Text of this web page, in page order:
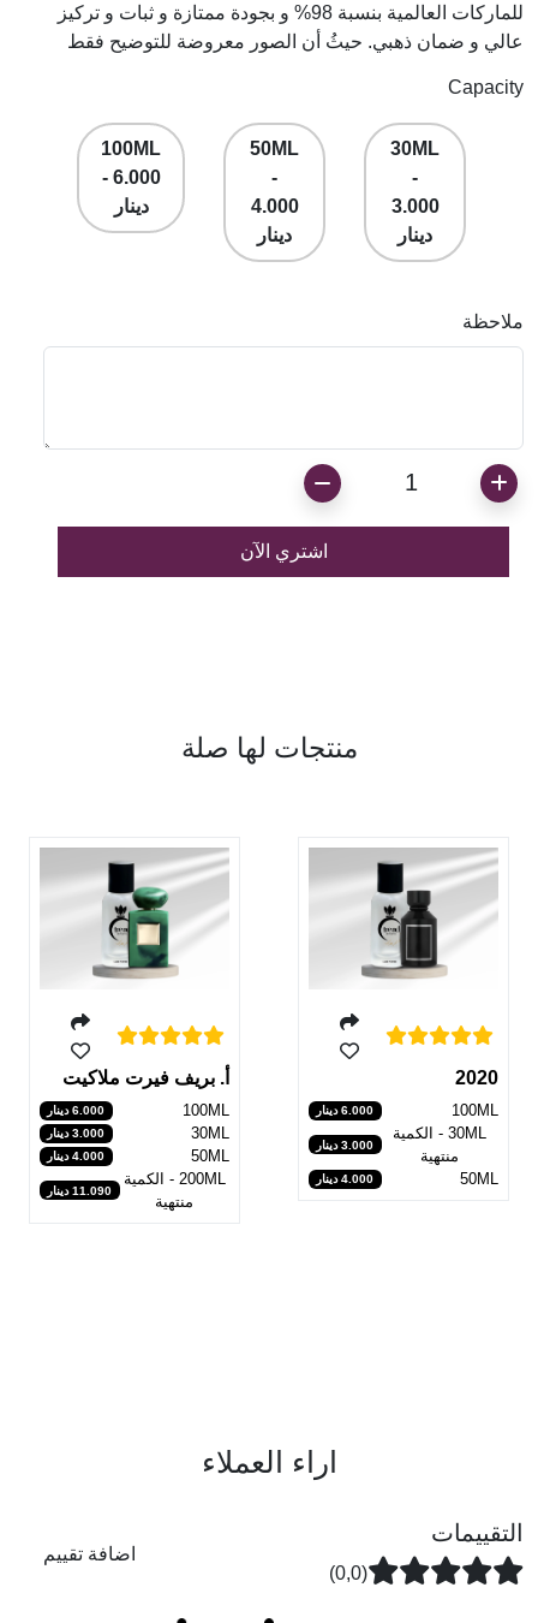
للماركات العالمية بنسبة 98% و بجودة ممتازة و ثبات و تركيز
عالي و ضمان ذهبي. حيثُ أن الصور معروضة للتوضيح فقط
Capacity
30ML
-
3.000
دينار
50ML
-
4.000
دينار
100ML
- 6.000
دينار
ملاحظة
1
اشتري الآن
منتجات لها صلة
2020
100ML 6.000 دينار
30ML - الكمية
منتهية
3.000 دينار
50ML 4.000 دينار
أ. بريف فيرت ملاكيت
100ML 6.000 دينار
30ML 3.000 دينار
50ML 4.000 دينار
200ML - الكمية
منتهية
11.090 دينار
اراء العملاء
التقييمات
(0,0)
اضافة تقييم